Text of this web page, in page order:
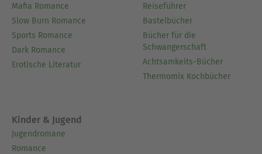
Mafia Romance
Slow Burn Romance
Sports Romance
Dark Romance
Erotische Literatur
Reiseführer
Bastelbücher
Bücher für die
Schwangerschaft
Achtsamkeits-Bücher
Thermomix Kochbücher
Kinder & Jugend
Jugendromane
Romance